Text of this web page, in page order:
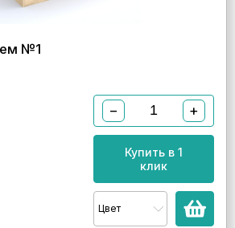
№1
− +
Купить в 1
клик
Цвет